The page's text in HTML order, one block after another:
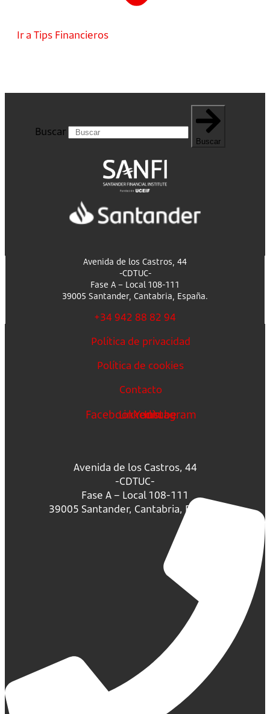
Ir a Tips Financieros
Buscar
Buscar
Avenida de los Castros, 44
-CDTUC-
Fase A – Local 108-111
39005 Santander, Cantabria, España.
+34 942 88 82 94
Política de privacidad
Política de cookies
Contacto
FacebookLinkedin
Youtube
Instagram
Avenida de los Castros, 44
-CDTUC-
Fase A – Local 108-111
39005 Santander, Cantabria, España.